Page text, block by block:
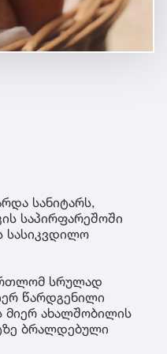
სანიტარს,
საპირფარეშოში
სასიკვდილო
სრულად
წარდგენილი
მიერ ახალშობილის
ბრალდებული